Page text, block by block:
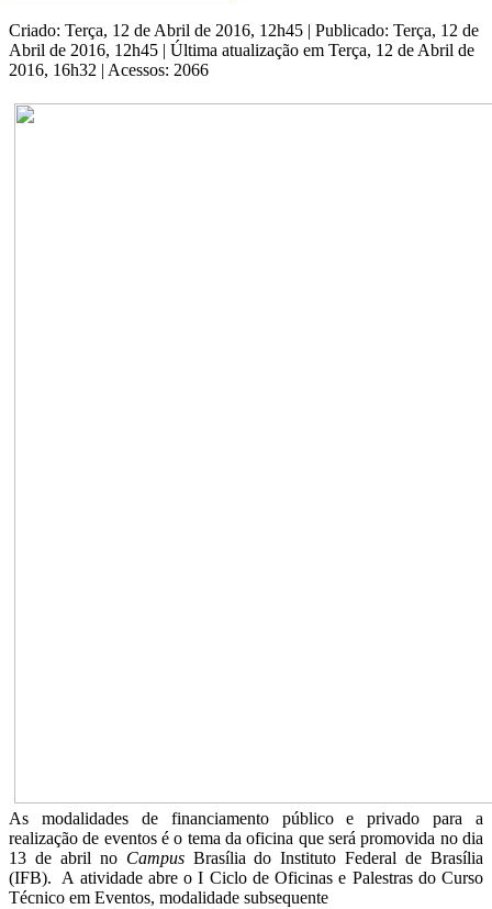
Criado: Terça, 12 de Abril de 2016, 12h45 | Publicado: Terça, 12 de
Abril de 2016, 12h45 | Última atualização em Terça, 12 de Abril de
2016, 16h32 | Acessos: 2066
As modalidades de financiamento público e privado para a
realização de eventos é o tema da oficina que será promovida no dia
13 de abril no Campus Brasília do Instituto Federal de Brasília
(IFB). A atividade abre o I Ciclo de Oficinas e Palestras do Curso
Técnico em Eventos, modalidade subsequente